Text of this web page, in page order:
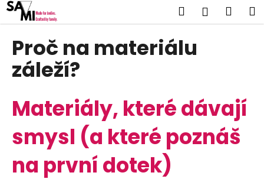
Přejít
obsah
Hledat
Proč na materiálu
záleží?
Materiály, které dávají
smysl (a které poznáš
na první dotek)
K
o
C
o
o
ř
e
b